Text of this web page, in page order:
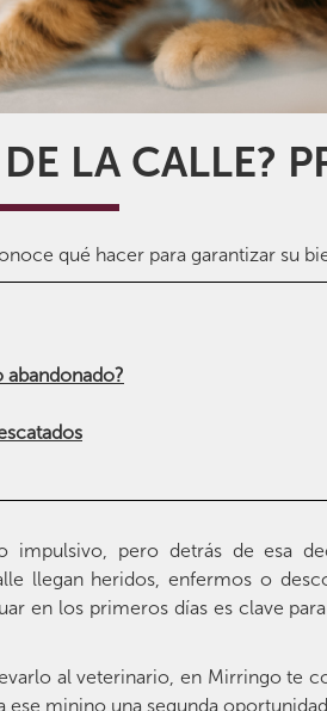
LA CALLE?
qué hacer para garantizar su
abandonado?
pero detrás de esa
llegan heridos, enfermos o
en los primeros días es clave
al veterinario, en Mirringo te
ese minino una segunda